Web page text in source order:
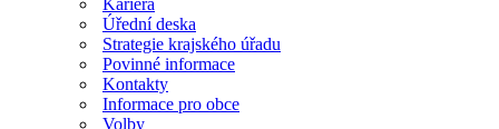
Kariéra
Úřední deska
Strategie krajského úřadu
Povinné informace
Kontakty
Informace pro obce
Volby